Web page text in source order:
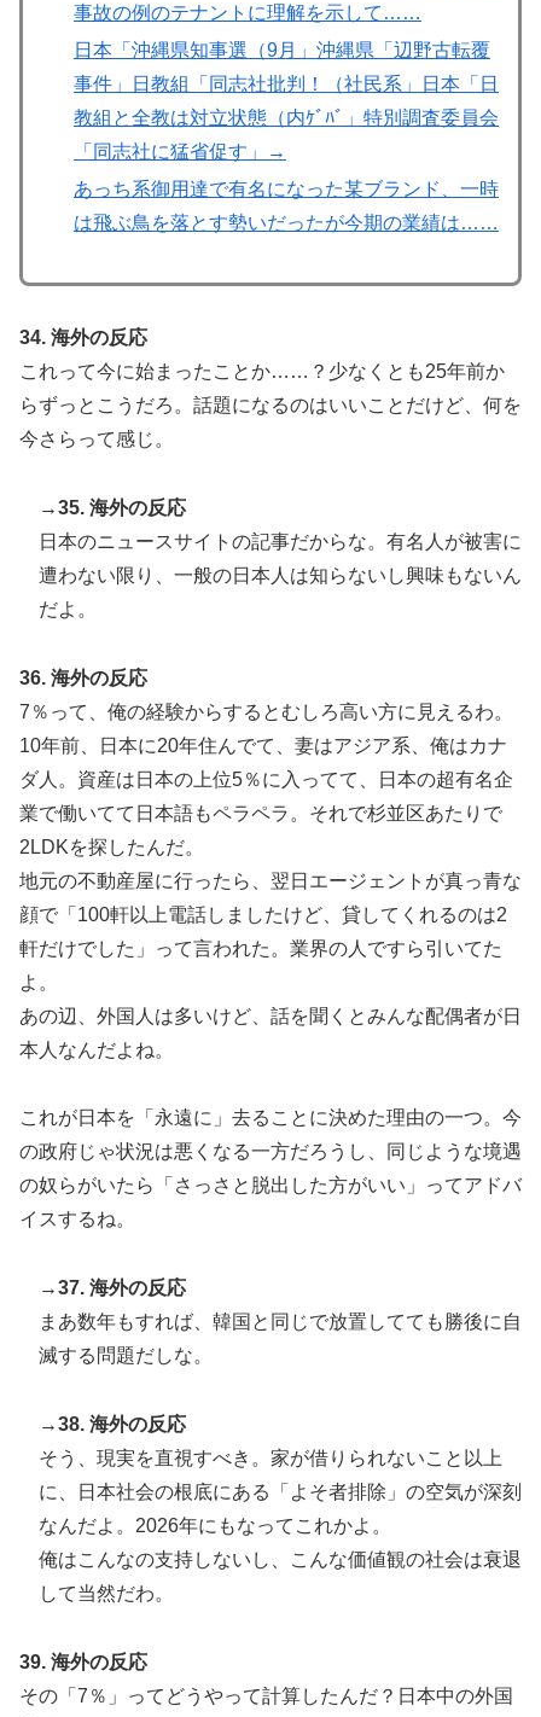
事故の例のテナントに理解を示して……
日本「沖縄県知事選（9月」沖縄県「辺野古転覆
事件」日教組「同志社批判！（社民系」日本「日
教組と全教は対立状態（内ｹﾞﾊﾞ」特別調査委員会
「同志社に猛省促す」→
あっち系御用達で有名になった某ブランド、一時
は飛ぶ鳥を落とす勢いだったが今期の業績は……
34. 海外の反応
これって今に始まったことか……？少なくとも25年前か
らずっとこうだろ。話題になるのはいいことだけど、何を
今さらって感じ。
→35. 海外の反応
日本のニュースサイトの記事だからな。有名人が被害に
遭わない限り、一般の日本人は知らないし興味もないん
だよ。
36. 海外の反応
7％って、俺の経験からするとむしろ高い方に見えるわ。
10年前、日本に20年住んでて、妻はアジア系、俺はカナ
ダ人。資産は日本の上位5％に入ってて、日本の超有名企
業で働いてて日本語もペラペラ。それで杉並区あたりで
2LDKを探したんだ。
地元の不動産屋に行ったら、翌日エージェントが真っ青な
顔で「100軒以上電話しましたけど、貸してくれるのは2
軒だけでした」って言われた。業界の人ですら引いてた
よ。
あの辺、外国人は多いけど、話を聞くとみんな配偶者が日
本人なんだよね。
これが日本を「永遠に」去ることに決めた理由の一つ。今
の政府じゃ状況は悪くなる一方だろうし、同じような境遇
の奴らがいたら「さっさと脱出した方がいい」ってアドバ
イスするね。
→37. 海外の反応
まあ数年もすれば、韓国と同じで放置してても勝後に自
滅する問題だしな。
→38. 海外の反応
そう、現実を直視すべき。家が借りられないこと以上
に、日本社会の根底にある「よそ者排除」の空気が深刻
なんだよ。2026年にもなってこれかよ。
俺はこんなの支持しないし、こんな価値観の社会は衰退
して当然だわ。
39. 海外の反応
その「7％」ってどうやって計算したんだ？日本中の外国